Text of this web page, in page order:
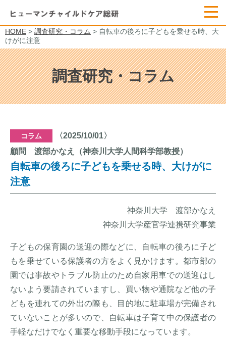
HOME > 調査研究・コラム > 自転車の後ろに子どもを乗せる時、大
けがに注意
調査研究・コラム
コラム
〈2025/10/01〉
顧問 渡部かなえ（神奈川大学人間科学部教授）
自転車の後ろに子どもを乗せる時、大けがに
注意
神奈川大学 渡部かなえ
神奈川大学産官学連携研究事業
子どもの保育園の送迎の際などに、自転車の後ろに子ど
もを乗せている保護者の方をよく見かけます。都市部の
園では事故やトラブル防止のため自家用車での送迎はし
ないよう要請されていますし、買い物や通院など他の子
どもを連れての外出の際も、目的地に駐車場が完備され
ていないことが多いので、自転車は子育て中の保護者の
手軽なだけでなく重要な移動手段になっています。